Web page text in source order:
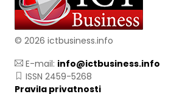
© 2026 ictbusiness.info
E-mail: info@ictbusiness.info
ISSN 2459-5268
Pravila privatnosti